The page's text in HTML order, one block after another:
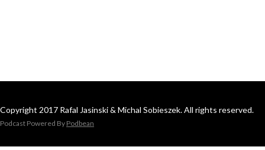
Copyright 2017 Rafal Jasinski & Michal Sobieszek. All rights reserved.
Podcast Powered By Podbean